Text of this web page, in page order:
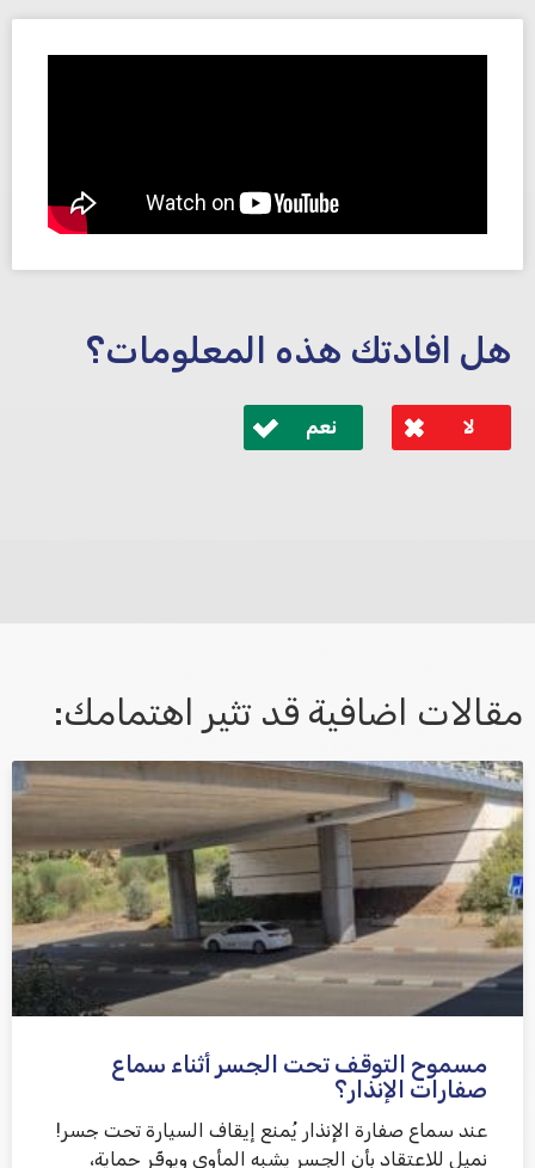
هل افادتك هذه المعلومات؟
لا نعم
אני מאשר/ת קבלת דיוור במייל ושימוש בפרטים בהתאם
למדיניות הפרטיות
שלח משוב
مقالات اضافية قد تثير اهتمامك:
مسموح التوقف تحت الجسر أثناء سماع
صفارات الإنذار؟
عند سماع صفارة الإنذار يُمنع إيقاف السيارة تحت جسر!
نميل للاعتقاد بأن الجسر يشبه المأوى ويوفّر حماية،